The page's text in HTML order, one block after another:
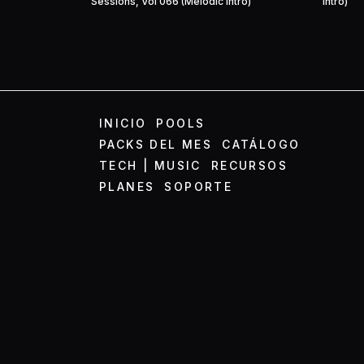
INICIO
POOLS
PACKS DEL MES
CATÁLOGO
TECH | MUSIC
RECURSOS
PLANES
SOPORTE